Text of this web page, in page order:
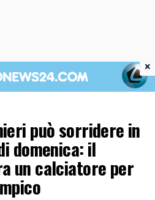
può sorridere in
domenica: il
un calciatore per
×